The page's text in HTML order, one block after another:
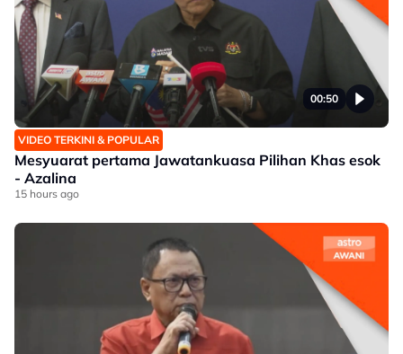
00:50
VIDEO TERKINI & POPULAR
Mesyuarat pertama Jawatankuasa Pilihan Khas esok
- Azalina
15 hours ago